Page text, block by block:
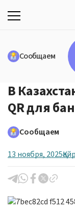
Сообщаем
В
QR для
Сообщаем
13 ноября, 2025